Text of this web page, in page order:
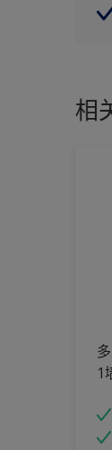
相
1